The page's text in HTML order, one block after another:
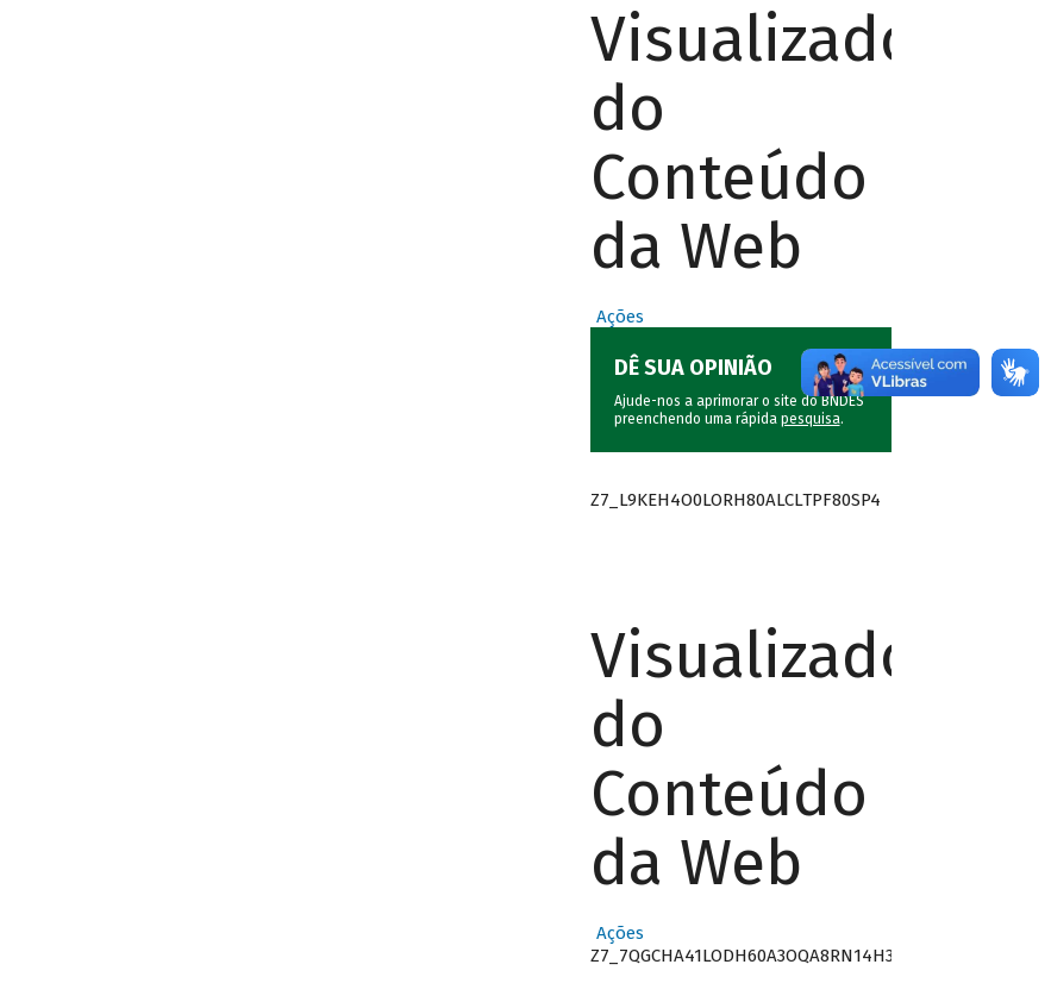
Visualizador
do
Conteúdo
da Web
Ações
DÊ SUA OPINIÃO
Ajude-nos a aprimorar o site do BNDES
preenchendo uma rápida pesquisa.
Z7_L9KEH4O0LORH80ALCLTPF80SP4
Visualizador
do
Conteúdo
da Web
Ações
Z7_7QGCHA41LODH60A3OQA8RN14H3